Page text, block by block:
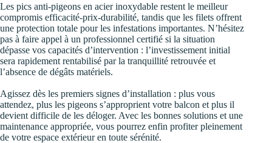
Les pics anti-pigeons en acier inoxydable restent le meilleur
compromis efficacité-prix-durabilité, tandis que les filets offrent
une protection totale pour les infestations importantes. N’hésitez
pas à faire appel à un professionnel certifié si la situation
dépasse vos capacités d’intervention : l’investissement initial
sera rapidement rentabilisé par la tranquillité retrouvée et
l’absence de dégâts matériels.
Agissez dès les premiers signes d’installation : plus vous
attendez, plus les pigeons s’approprient votre balcon et plus il
devient difficile de les déloger. Avec les bonnes solutions et une
maintenance appropriée, vous pourrez enfin profiter pleinement
de votre espace extérieur en toute sérénité.